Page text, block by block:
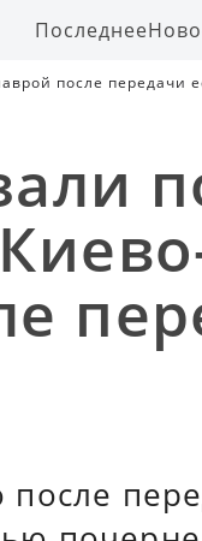
Последнее
после передачи